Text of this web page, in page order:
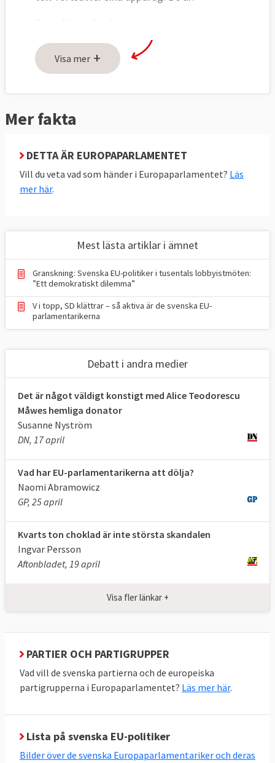
Socialdemokraterna
Heléne Fritzon
Johan Danielsson (comeback)
Sofie Eriksson (ny)
Tomas Tobé
Miljöpartiet
Alice Bah Kuhnke
Pär Holmgren
Isabella Lövin (comeback)
Sverigedemokraterna
Charlie Weimers
Beatrice Timgren (ny)
Dick Erixon (ny)
Vänsterpartiet
Jonas Sjöstedt (comeback)
Hanna Gedin (ny)
Centerpartiet
Abir Al-Sahlani
Kristdemokraterna
Karin Karlsbro
Visa mer +
Mer fakta
DETTA ÄR EUROPAPARLAMENTET
Vill du veta vad som händer i Europaparlamentet? Läs
mer här.
Mest lästa artiklar i ämnet
Granskning: Svenska EU-politiker i tusentals lobbyistmöten:
”Ett demokratiskt dilemma”
V i topp, SD klättrar – så aktiva är de svenska EU-
parlamentarikerna
Debatt i andra medier
Det är något väldigt konstigt med Alice Teodorescu
Måwes hemliga donator
Susanne Nyström
DN, 17 april
Vad har EU-parlamentarikerna att dölja?
Naomi Abramowicz
GP, 25 april
Kvarts ton choklad är inte största skandalen
Ingvar Persson
Aftonbladet, 19 april
Visa fler länkar +
PARTIER OCH PARTIGRUPPER
Vad vill de svenska partierna och de europeiska
partigrupperna i Europaparlamentet? Läs mer här.
Lista på svenska EU-politiker
Bilder över de svenska Europaparlamentariker och deras